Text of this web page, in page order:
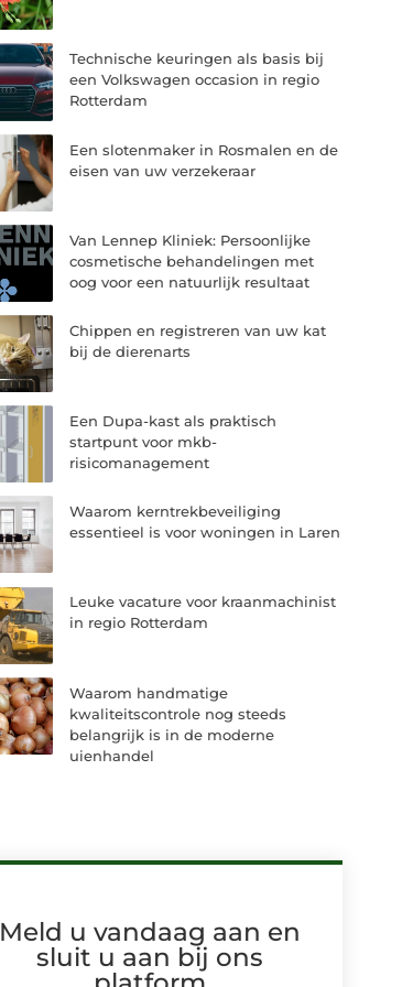
Technische keuringen als basis bij
een Volkswagen occasion in regio
Rotterdam
Een slotenmaker in Rosmalen en de
eisen van uw verzekeraar
Van Lennep Kliniek: Persoonlijke
cosmetische behandelingen met
oog voor een natuurlijk resultaat
Chippen en registreren van uw kat
bij de dierenarts
Een Dupa-kast als praktisch
startpunt voor mkb-
risicomanagement
Waarom kerntrekbeveiliging
essentieel is voor woningen in Laren
Leuke vacature voor kraanmachinist
in regio Rotterdam
Waarom handmatige
kwaliteitscontrole nog steeds
belangrijk is in de moderne
uienhandel
Meld u vandaag aan en
sluit u aan bij ons